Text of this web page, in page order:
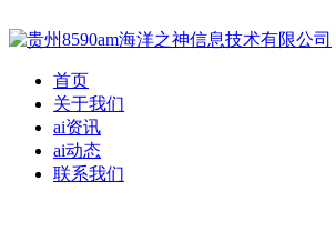
首页
关于我们
ai资讯
ai动态
联系我们